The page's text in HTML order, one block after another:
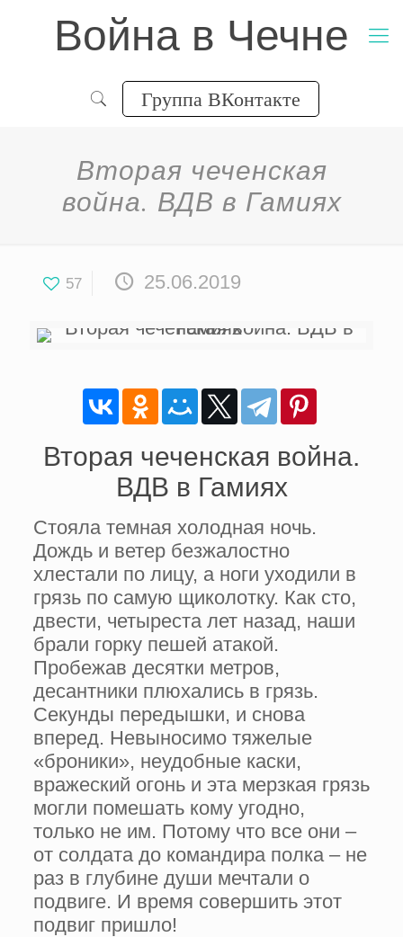
Война в Чечне
Группа ВКонтакте
Вторая чеченская
война. ВДВ в Гамиях
57 25.06.2019
Вторая чеченская война.
ВДВ в Гамиях
Стояла темная холодная ночь.
Дождь и ветер безжалостно
хлестали по лицу, а ноги уходили в
грязь по самую щиколотку. Как сто,
двести, четыреста лет назад, наши
брали горку пешей атакой.
Пробежав десятки метров,
десантники плюхались в грязь.
Секунды передышки, и снова
вперед. Невыносимо тяжелые
«броники», неудобные каски,
вражеский огонь и эта мерзкая грязь
могли помешать кому угодно,
только не им. Потому что все они –
от солдата до командира полка – не
раз в глубине души мечтали о
подвиге. И время совершить этот
подвиг пришло!